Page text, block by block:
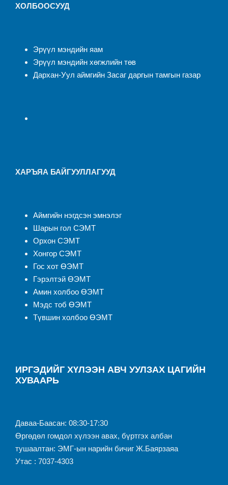
ХОЛБООСУУД
Эрүүл мэндийн яам
Эрүүл мэндийн хөгжлийн төв
Дархан-Уул аймгийн Засаг даргын тамгын газар
ХАРЪЯА БАЙГУУЛЛАГУУД
Аймгийн нэгдсэн эмнэлэг
Шарын гол СЭМТ
Орхон СЭМТ
Хонгор СЭМТ
Гос хот ӨЭМТ
Гэрэлтэй ӨЭМТ
Амин холбоо ӨЭМТ
Мэдс тоб ӨЭМТ
Түвшин холбоо ӨЭМТ
ИРГЭДИЙГ ХҮЛЭЭН АВЧ УУЛЗАХ ЦАГИЙН
ХУВААРЬ
Даваа-Баасан: 08:30-17:30
Өргөдөл гомдол хүлээн авах, бүртгэх албан
тушаалтан: ЭМГ-ын нарийн бичиг Ж.Баярзаяа
Утас : 7037-4303